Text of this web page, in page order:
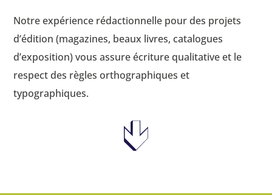
Notre expérience rédactionnelle pour des projets
d’édition (magazines, beaux livres, catalogues
d’exposition) vous assure écriture qualitative et le
respect des règles orthographiques et
typographiques.